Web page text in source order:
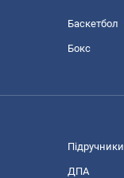
Баскетбол
Бокс
Підручники
ДПА